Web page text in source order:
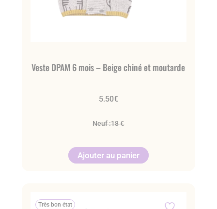
Veste DPAM 6 mois – Beige chiné et moutarde
5.50€
Neuf :18 €
Ajouter au panier
Très bon état